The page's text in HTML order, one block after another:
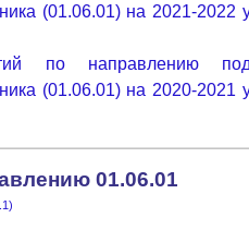
(01.06.01) на 2021-2022
по направлению
(01.06.01) на 2020-2021
01.06.01